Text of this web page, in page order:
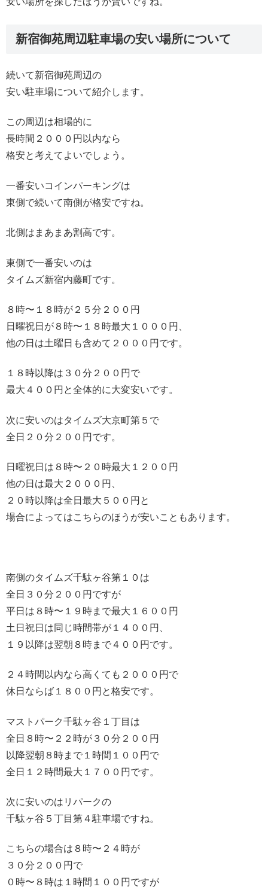
新宿御苑周辺駐車場の安い場所について
続いて新宿御苑周辺の
安い駐車場について紹介します。
この周辺は相場的に
長時間２０００円以内なら
格安と考えてよいでしょう。
一番安いコインパーキングは
東側で続いて南側が格安ですね。
北側はまあまあ割高です。
東側で一番安いのは
タイムズ新宿内藤町です。
８時〜１８時が２５分２００円
日曜祝日が８時〜１８時最大１０００円、
他の日は土曜日も含めて２０００円です。
１８時以降は３０分２００円で
最大４００円と全体的に大変安いです。
次に安いのはタイムズ大京町第５で
全日２０分２００円です。
日曜祝日は８時〜２０時最大１２００円
他の日は最大２０００円、
２０時以降は全日最大５００円と
場合によってはこちらのほうが安いこともあります。
南側のタイムズ千駄ヶ谷第１０は
全日３０分２００円ですが
平日は８時〜１９時まで最大１６００円
土日祝日は同じ時間帯が１４００円、
１９以降は翌朝８時まで４００円です。
２４時間以内なら高くても２０００円で
休日ならば１８００円と格安です。
マストパーク千駄ヶ谷１丁目は
全日８時〜２２時が３０分２００円
以降翌朝８時まで１時間１００円で
全日１２時間最大１７００円です。
次に安いのはリパークの
千駄ヶ谷５丁目第４駐車場ですね。
こちらの場合は８時〜２４時が
３０分２００円で
０時〜８時は１時間１００円ですが